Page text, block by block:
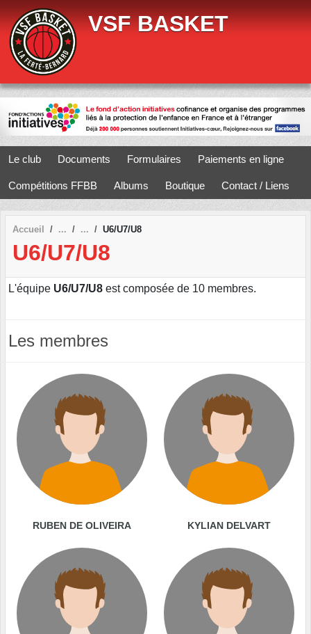
VSF BASKET
Le club Documents Formulaires Paiements en ligne
Compétitions FFBB Albums Boutique Contact / Liens
Accueil U6/U7/U8
U6/U7/U8
L'équipe U6/U7/U8 est composée de 10 membres.
Les membres
RUBEN DE OLIVEIRA KYLIAN DELVART
Panneau de gestion des cookies